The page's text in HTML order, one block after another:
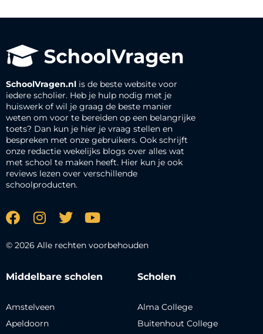
SchoolVragen.nl is de beste website voor
iedere scholier. Heb je hulp nodig met je
huiswerk of wil je graag de beste manier
weten om voor te bereiden op een belangrijke
toets? Dan kun je hier je vraag stellen en
bespreken met onze gebruikers. Ook schrijft
onze redactie wekelijks blogs over alles wat
met school te maken heeft. Hier kun je ook
reviews lezen over verschillende
schoolproducten.
© 2026 Alle rechten voorbehouden
Middelbare scholen
Amstelveen
Apeldoorn
Scholen
Alma College
Buitenhout College